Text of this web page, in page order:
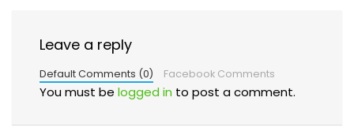
Leave a reply
Default Comments (0) Facebook Comments
You must be logged in to post a comment.